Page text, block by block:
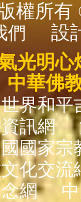
權所
們
設
光明心
中華佛
世界和平
訊網
國家宗
化交流
網